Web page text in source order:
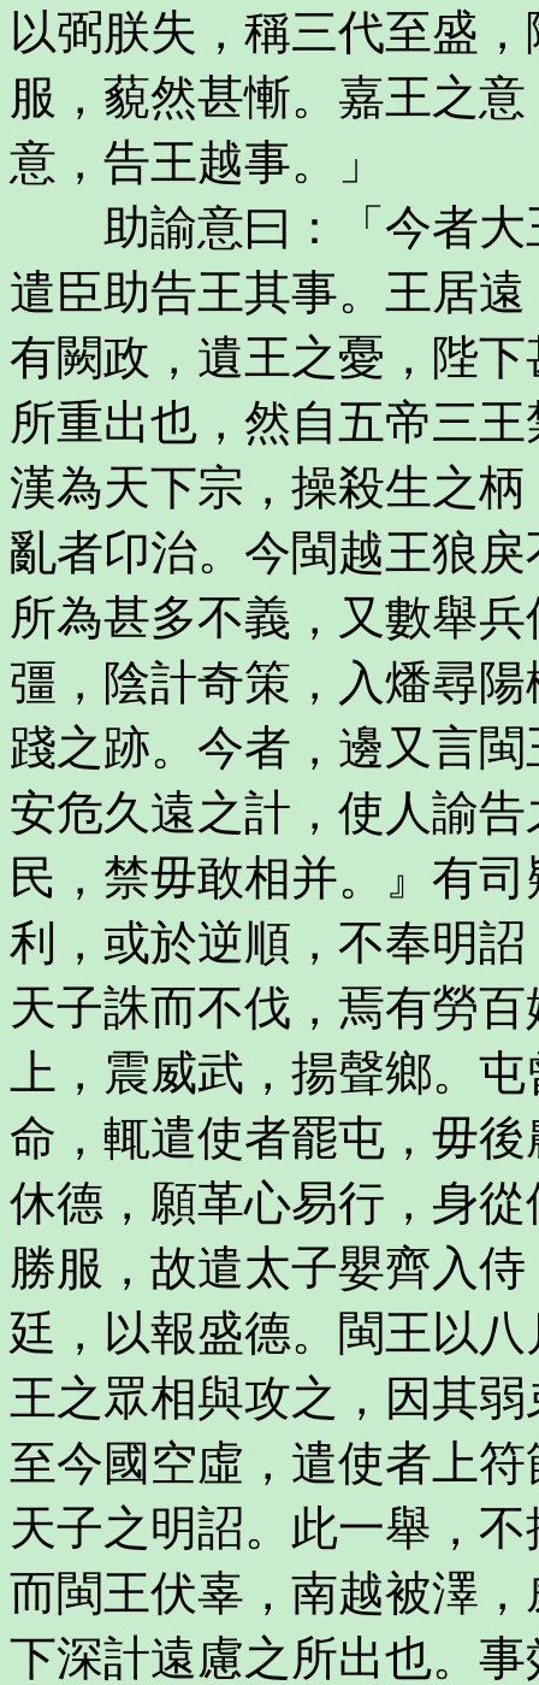
以弼朕失，稱三代至盛
服，藐然甚慚。嘉王之
意，告王越事。」
助諭意曰：「今者大
遣臣助告王其事。王居
有闕政，遺王之憂，陛
所重出也，然自五帝三
漢為天下宗，操殺生之
亂者卬治。今閩越王狼
所為甚多不義，又數舉
彊，陰計奇策，入燔尋
踐之跡。今者，邊又言
安危久遠之計，使人諭
民，禁毋敢相并。』有
利，或於逆順，不奉明
天子誅而不伐，焉有勞
上，震威武，揚聲鄉。
命，輒遣使者罷屯，毋
休德，願革心易行，身
勝服，故遣太子嬰齊入
廷，以報盛德。閩王以
王之眾相與攻之，因其
至今國空虛，遣使者上
天子之明詔。此一舉，
而閩王伏辜，南越被澤
下深計遠慮之所出也。